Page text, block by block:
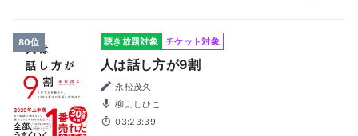
80位 聴き放題対象 チケット対象
人は話し方が9割
永松茂久
柳よしひこ
03:23:39